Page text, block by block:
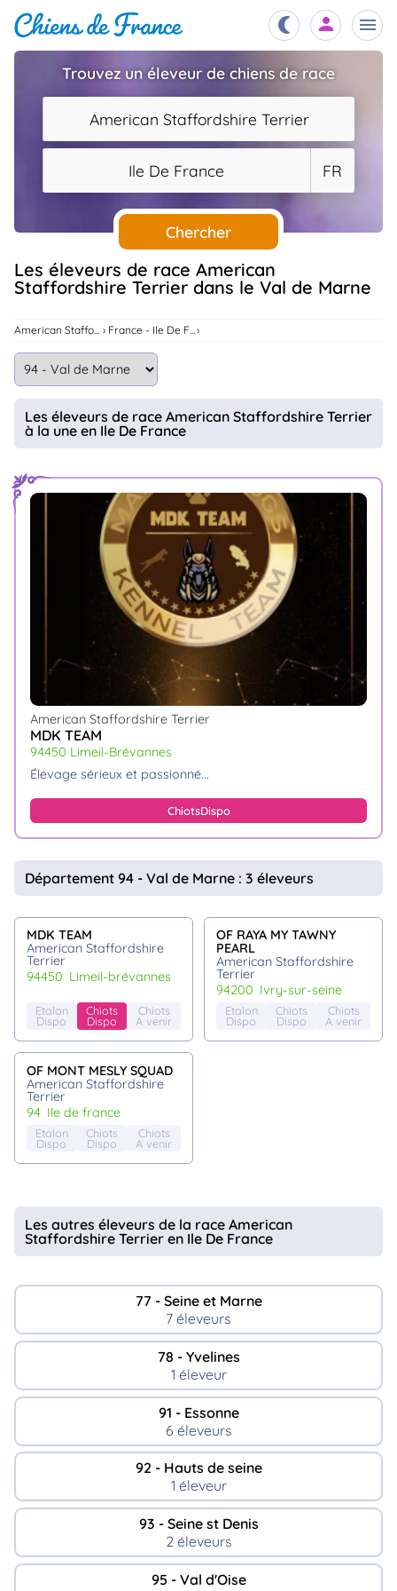
Chiots
Éleveurs
Étalons
Chiens
Services
..
Assurances
Connexion
Trouvez un éleveur de chiens de race
American Staffordshire Terrier
Ile De France FR
Chercher
Les éleveurs de race American
Staffordshire Terrier dans le Val de Marne
American Staffordshire Terrier France - Ile De France
Les éleveurs de race American Staffordshire Terrier
à la une en Ile De France
American Staffordshire Terrier
MDK TEAM
94450 Limeil-Brévannes
élevage sérieux et passionné.
ChiotsDispo
Département 94 - Val de Marne : 3 éleveurs
MDK TEAM
American Staffordshire
Terrier
94450
limeil-brévannes
Etalon
Dispo
Chiots
Dispo
Chiots
A venir
OF RAYA MY TAWNY
PEARL
American Staffordshire
Terrier
94200
ivry-sur-seine
Etalon
Dispo
Chiots
Dispo
Chiots
A venir
OF MONT MESLY SQUAD
American Staffordshire
Terrier
94
ile de france
Etalon
Dispo
Chiots
Dispo
Chiots
A venir
Les autres éleveurs de la race American
Staffordshire Terrier en Ile De France
77 - Seine et Marne
7 éleveurs
78 - Yvelines
1 éleveur
91 - Essonne
6 éleveurs
92 - Hauts de seine
1 éleveur
93 - Seine st Denis
2 éleveurs
95 - Val d'Oise